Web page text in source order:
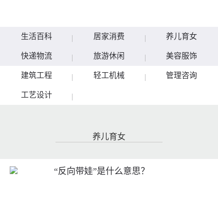
生活百科 居家消费 养儿育女
快递物流 旅游休闲 美容服饰
建筑工程 轻工机械 管理咨询
工艺设计
养儿育女
“反向带娃”是什么意思？